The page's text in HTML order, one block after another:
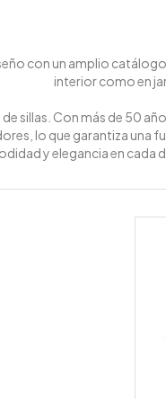
con un amplio
interior como en
sillas. Con más de 50
lo que garantiza una
y elegancia en cada